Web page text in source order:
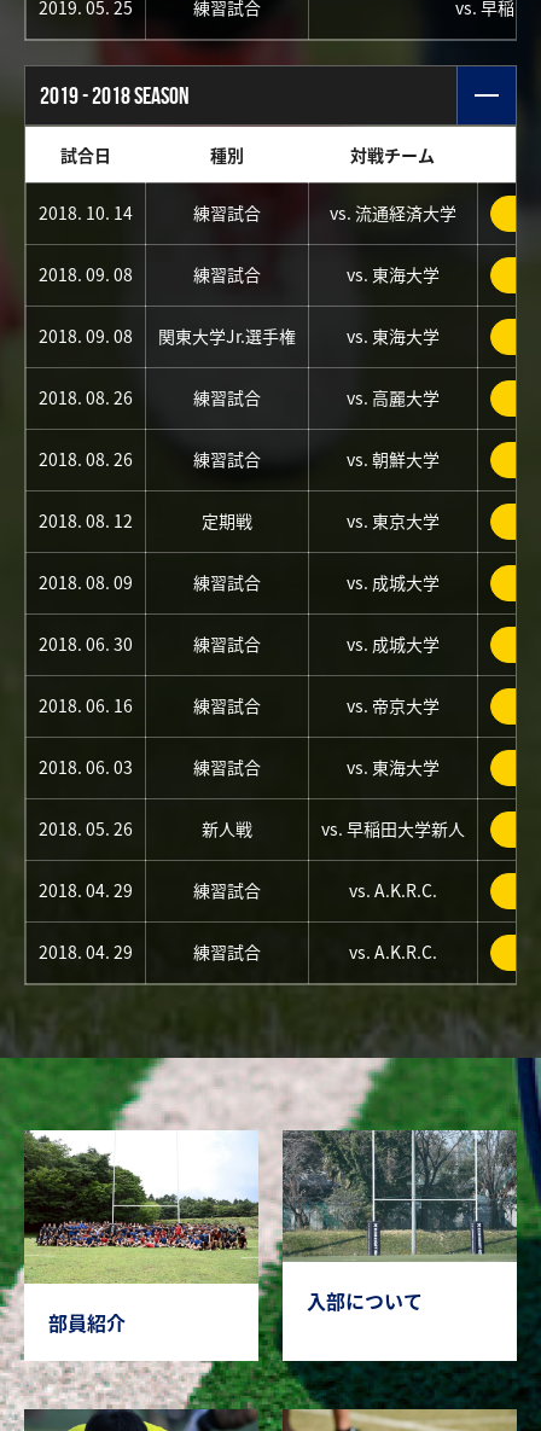
2019. 05. 25 練習試合 vs. 早稲田
2019 - 2018 SEASON
試合日 種別 対戦チーム
2018. 10. 14 練習試合 vs. 流通経済大学
2018. 09. 08 練習試合 vs. 東海大学
2018. 09. 08 関東大学Jr.選手権 vs. 東海大学
2018. 08. 26 練習試合 vs. 高麗大学
2018. 08. 26 練習試合 vs. 朝鮮大学
2018. 08. 12 定期戦 vs. 東京大学
2018. 08. 09 練習試合 vs. 成城大学
2018. 06. 30 練習試合 vs. 成城大学
2018. 06. 16 練習試合 vs. 帝京大学
2018. 06. 03 練習試合 vs. 東海大学
2018. 05. 26 新人戦 vs. 早稲田大学新人
2018. 04. 29 練習試合 vs. A.K.R.C.
2018. 04. 29 練習試合 vs. A.K.R.C.
部員紹介
入部について